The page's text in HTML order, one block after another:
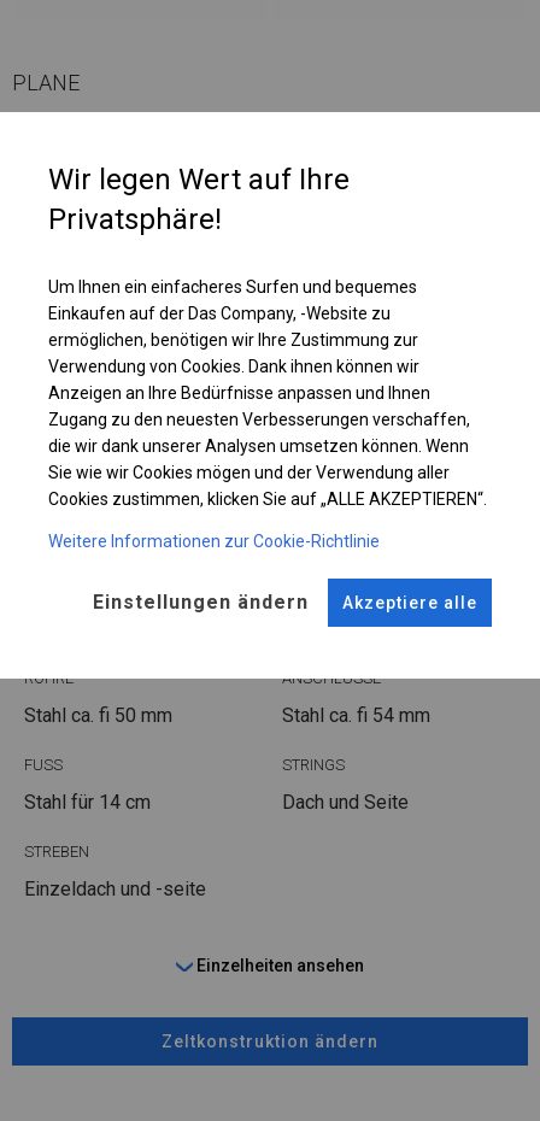
PLANE
Restaurants als zusätzlicher Platz für Gäste oder als Fanzone genutzt.
Diese Art der Abdeckung macht die Nutzung des Zeltes komfortabel und
auch bei vollständig geschlossenem Zelt möglich. Darüber hinaus hat das
Sonnenlicht das Zelt vollständig beleuchtet.
Einzelheiten ansehen
Plane ändern
KONSTRUKTION
POLAR
ROHRE
Stahl ca. fi 50 mm
ANSCHLÜSSE
Stahl ca. fi 54 mm
FUSS
Stahl für 14 cm
STRINGS
Dach und Seite
STREBEN
Einzeldach und -seite
Einzelheiten ansehen
Zeltkonstruktion ändern
Wir legen Wert auf Ihre
Privatsphäre!
Um Ihnen ein einfacheres Surfen und bequemes
Einkaufen auf der Das Company, -Website zu
ermöglichen, benötigen wir Ihre Zustimmung zur
Verwendung von Cookies. Dank ihnen können wir
Anzeigen an Ihre Bedürfnisse anpassen und Ihnen
Zugang zu den neuesten Verbesserungen verschaffen,
die wir dank unserer Analysen umsetzen können. Wenn
Sie wie wir Cookies mögen und der Verwendung aller
Cookies zustimmen, klicken Sie auf „ALLE AKZEPTIEREN“.
Weitere Informationen zur Cookie-Richtlinie
Einstellungen ändern Akzeptiere alle